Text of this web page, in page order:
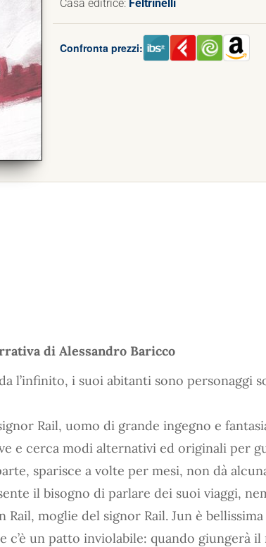
Casa editrice: Feltrinelli
Confronta prezzi:
di Alessandro Baricco
l’infinito, i suoi abitanti sono personaggi
Rail, uomo di grande ingegno e
e cerca modi alternativi ed originali per
sparisce a volte per mesi, non dà
il bisogno di parlare dei suoi viaggi,
Rail, moglie del signor Rail. Jun è
c’è un patto inviolabile: quando giungerà